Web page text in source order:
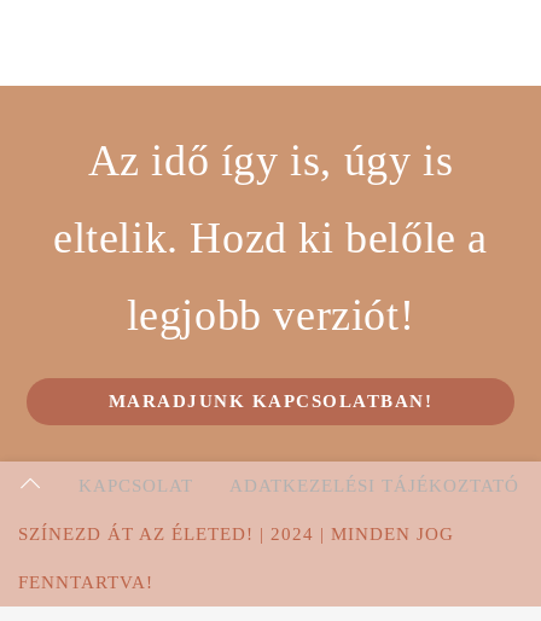
Az idő így is, úgy is
eltelik. Hozd ki belőle a
legjobb verziót!
MARADJUNK KAPCSOLATBAN!
KAPCSOLAT ADATKEZELÉSI TÁJÉKOZTATÓ
SZÍNEZD ÁT AZ ÉLETED! | 2024 | MINDEN JOG
FENNTARTVA!